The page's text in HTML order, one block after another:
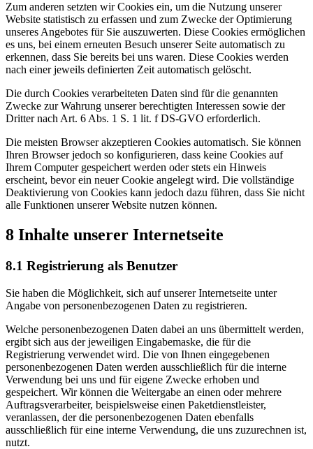
Zum anderen setzten wir Cookies ein, um die Nutzung unserer
Website statistisch zu erfassen und zum Zwecke der Optimierung
unseres Angebotes für Sie auszuwerten. Diese Cookies ermöglichen
es uns, bei einem erneuten Besuch unserer Seite automatisch zu
erkennen, dass Sie bereits bei uns waren. Diese Cookies werden
nach einer jeweils definierten Zeit automatisch gelöscht.
Die durch Cookies verarbeiteten Daten sind für die genannten
Zwecke zur Wahrung unserer berechtigten Interessen sowie der
Dritter nach Art. 6 Abs. 1 S. 1 lit. f DS-GVO erforderlich.
Die meisten Browser akzeptieren Cookies automatisch. Sie können
Ihren Browser jedoch so konfigurieren, dass keine Cookies auf
Ihrem Computer gespeichert werden oder stets ein Hinweis
erscheint, bevor ein neuer Cookie angelegt wird. Die vollständige
Deaktivierung von Cookies kann jedoch dazu führen, dass Sie nicht
alle Funktionen unserer Website nutzen können.
8 Inhalte unserer Internetseite
8.1 Registrierung als Benutzer
Sie haben die Möglichkeit, sich auf unserer Internetseite unter
Angabe von personenbezogenen Daten zu registrieren.
Welche personenbezogenen Daten dabei an uns übermittelt werden,
ergibt sich aus der jeweiligen Eingabemaske, die für die
Registrierung verwendet wird. Die von Ihnen eingegebenen
personenbezogenen Daten werden ausschließlich für die interne
Verwendung bei uns und für eigene Zwecke erhoben und
gespeichert. Wir können die Weitergabe an einen oder mehrere
Auftragsverarbeiter, beispielsweise einen Paketdienstleister,
veranlassen, der die personenbezogenen Daten ebenfalls
ausschließlich für eine interne Verwendung, die uns zuzurechnen ist,
nutzt.